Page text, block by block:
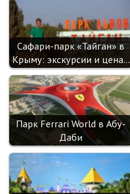
Сафари-парк «Тайган» в
Крыму: экскурсии и цена…
Парк Ferrari World в Абу-
Даби